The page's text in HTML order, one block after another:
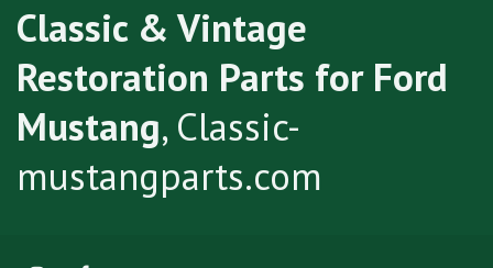
Classic & Vintage
Restoration Parts for Ford
Mustang, Classic-
mustangparts.com